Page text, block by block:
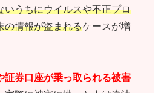
いうちにウイルスや不正プロ
の情報が盗まれるケースが増
証券口座が乗っ取られる被害